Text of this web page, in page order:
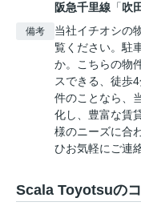
阪急千里線 「吹田
備考
当社イチオシの
覧ください。駐
か。こちらの物
スできる、徒歩
件のことなら、
化し、豊富な賃
様のニーズに合
ひお気軽にご連
Scala Toyotsuの